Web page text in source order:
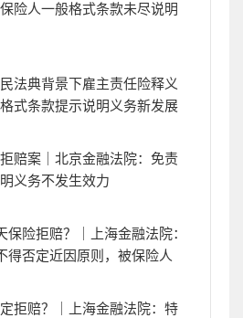
险人一般格式条款未尽说明
法典背景下雇主责任险释义
式条款提示说明义务新发展
赔案｜北京金融法院：免责
义务不发生效力
保险拒赔？｜上海金融法院：
得否定近因原则，被保险人
拒赔？｜上海金融法院：特